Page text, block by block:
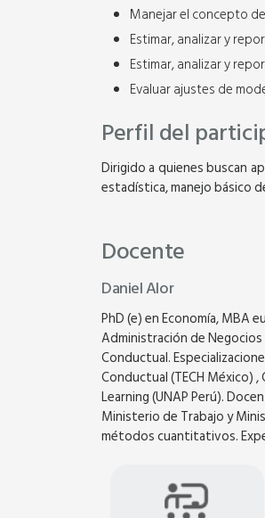
Manejar el concepto
Estimar, analizar y
Estimar, analizar y
Evaluar ajustes de
Perfil del
Dirigido a quienes buscan
estadística, manejo básico
Docente
Daniel Alor
PhD (e) en Economía, MBA
Administración de Negocios
Conductual.
Conductual (TECH México)
Learning (UNAP Perú).
Ministerio de Trabajo y
métodos cuantitativos.